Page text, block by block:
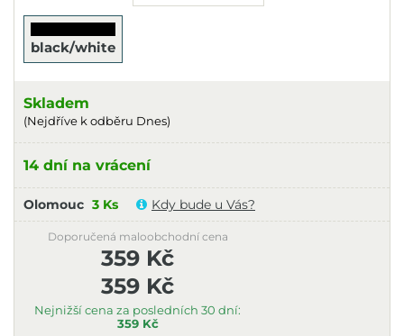
black/white
Skladem
(Nejdříve k odběru Dnes)
14 dní na vrácení
Olomouc 3 Ks Kdy bude u Vás?
359 Kč
Nejnižší cena za posledních 30 dní:
359 Kč
Doporučená maloobchodní cena
359 Kč